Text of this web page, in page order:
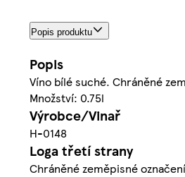
Popis produktu
Popis
Víno bílé suché. Chráněné
Množství: 0.75l
Výrobce/Vinař
H-0148
Loga třetí strany
Chráněné zeměpisné označení